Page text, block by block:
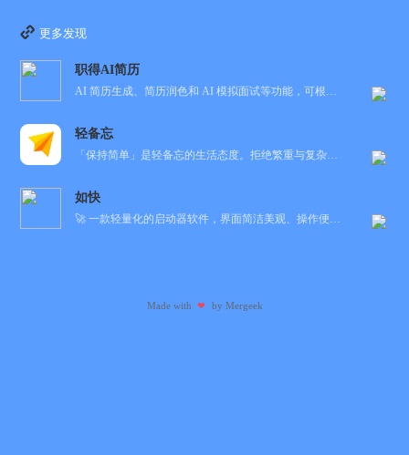
更多发现
职得AI简历
AI 简历生成、简历润色和 AI 模拟面试等功能，可根据指定的求职岗位，一键快速生成高匹配的简历内容...
轻备忘
「保持简单」是轻备忘的生活态度。拒绝繁重与复杂，致力于快速记录与回顾，打造如轻风拂面、水过无痕的使用...
如快
🚀 一款轻量化的启动器软件，界面简洁美观、操作便捷，并且支持插件开发。支持全键盘操作。开发者目前处于...
Made with ❤ by Mergeek